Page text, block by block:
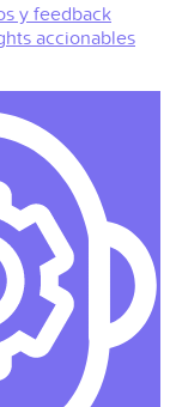
y feedback
accionables